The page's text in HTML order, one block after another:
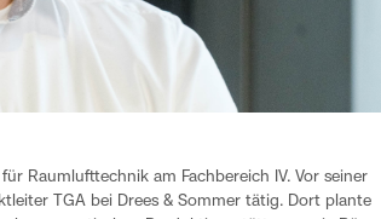
Raumlufttechnik am Fachbereich IV. Vor seiner
TGA bei Drees & Sommer tätig. Dort plante